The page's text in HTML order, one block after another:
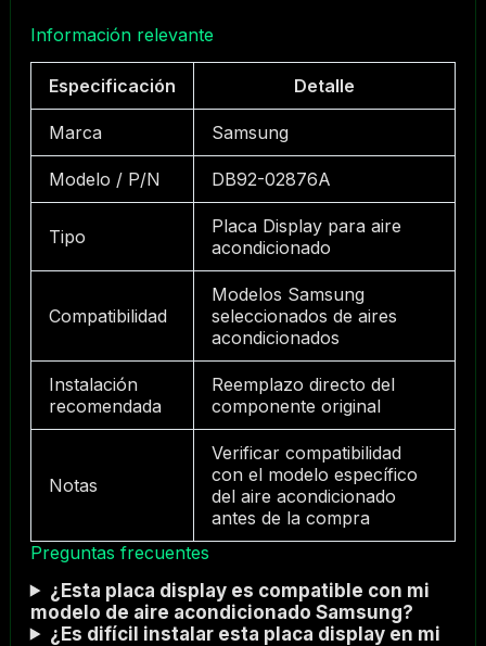
Información relevante
Especificación Detalle
Marca Samsung
Modelo / P/N DB92-02876A
Tipo
Placa Display para aire
acondicionado
Compatibilidad
Modelos Samsung
seleccionados de aires
acondicionados
Instalación
recomendada
Reemplazo directo del
componente original
Notas
Verificar compatibilidad
con el modelo específico
del aire acondicionado
antes de la compra
Preguntas frecuentes
¿Esta placa display es compatible con mi
modelo de aire acondicionado Samsung?
¿Es difícil instalar esta placa display en mi